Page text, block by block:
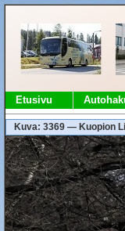
Etusivu
Kuva: 3369 — Kuopion